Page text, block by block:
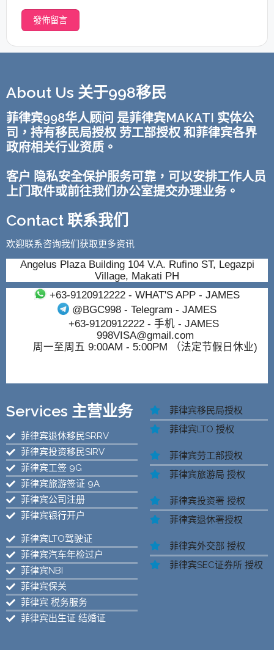
About Us 关于998移民
菲律宾998华人顾问 是菲律宾MAKATI 实体公
司，持有移民局授权 劳工部授权 和菲律宾各界
政府相关行业资质。
客户 隐私安全保护服务可靠，可以安排工作人员
上门取件或前往我们办公室提交办理业务。
Contact 联系我们
欢迎联系咨询我们获取更多资讯
Angelus Plaza Building 104 V.A. Rufino ST, Legazpi
Village, Makati PH
+63-9120912222- WHAT'S APP - JAMES
@BGC998 - Telegram - JAMES
+63-9120912222- 手机 - JAMES
998VISA@gmail.com
周一至周五 9:00AM - 5:00PM （法定节假日休业)
Services 主营业务
菲律宾退休移民SRRV
菲律宾投资移民SIRV
菲律宾工签 9G
菲律宾旅游签证 9A
菲律宾公司注册
菲律宾银行开户
菲律宾LTO驾驶证
菲律宾汽车年检过户
菲律宾NBI
菲律宾保关
菲律宾 税务服务
菲律宾出生证 结婚证
菲律宾移民局授权
菲律宾LTO 授权
菲律宾劳工部授权
菲律宾旅游局 授权
菲律宾投资署 授权
菲律宾退休署授权
菲律宾外交部 授权
菲律宾SEC证券所 授权